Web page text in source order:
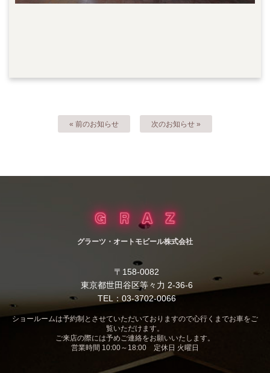
« 前のお知らせ 次のお知らせ »
グラーツ・オートモビール株式会社
〒158-0082
東京都世田谷区等々力 2-36-6
TEL：03-3702-0066
ショールームは予約制とさせていただいておりますので心行くまでお車をご
覧いただけます。
ご来店の際には予めご連絡をお願いいたします。
営業時間 10:00～18:00 定休日 火曜日